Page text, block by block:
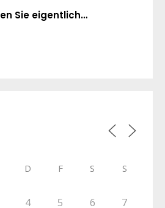
Sie eigentlich…
D F S S
4 5 6 7